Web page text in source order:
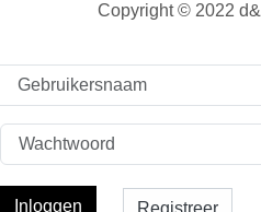
Copyright © 2022
Inloggen Registreer